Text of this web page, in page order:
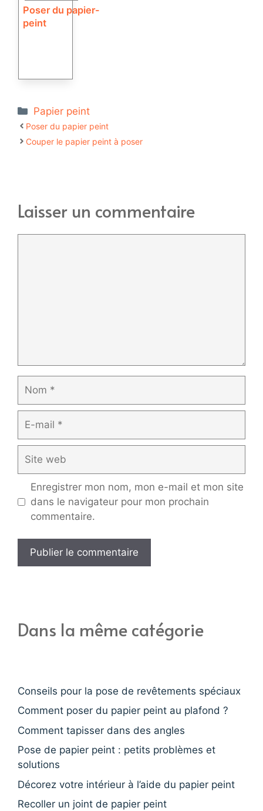
Poser du papier-
peint
Catégories
Papier peint
Poser du papier peint
Couper le papier peint à poser
Laisser un commentaire
mail
web
Enregistrer mon nom, mon e-mail et mon site
dans le navigateur pour mon prochain
commentaire.
Dans la même catégorie
Conseils pour la pose de revêtements spéciaux
Comment poser du papier peint au plafond ?
Comment tapisser dans des angles
Pose de papier peint : petits problèmes et
solutions
Décorez votre intérieur à l’aide du papier peint
Recoller un joint de papier peint